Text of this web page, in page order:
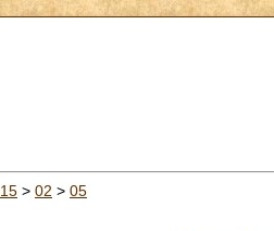
> 02 > 05